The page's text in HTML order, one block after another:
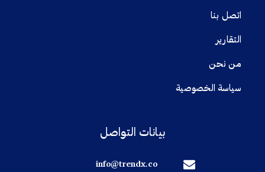
اتصل بنا
التقارير
من نحن
سياسة الخصوصية
بيانات التواصل
info@trendx.co